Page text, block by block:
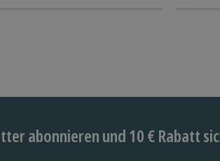
abonnieren und 10 € Rabatt